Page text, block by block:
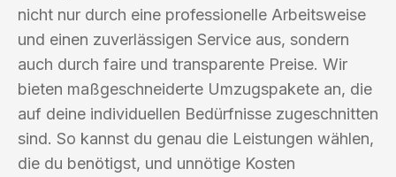
nicht nur durch eine professionelle Arbeitsweise
und einen zuverlässigen Service aus, sondern
auch durch faire und transparente Preise. Wir
bieten maßgeschneiderte Umzugspakete an, die
auf deine individuellen Bedürfnisse zugeschnitten
sind. So kannst du genau die Leistungen wählen,
die du benötigst, und unnötige Kosten